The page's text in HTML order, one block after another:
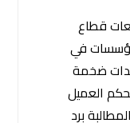
قطاع
في
ضخمة
العميل
برد